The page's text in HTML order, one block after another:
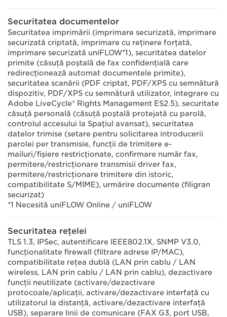
Securitatea documentelor
Securitatea imprimării (imprimare securizată, imprimare
securizată criptată, imprimare cu reţinere forţată,
imprimare securizată uniFLOW*1), securitatea datelor
primite (căsuţă poştală de fax confidenţială care
redirecţionează automat documentele primite),
securitatea scanării (PDF criptat, PDF/XPS cu semnătură
dispozitiv, PDF/XPS cu semnătură utilizator, integrare cu
Adobe LiveCycle® Rights Management ES2.5), securitate
căsuţă personală (căsuţă poştală protejată cu parolă,
controlul accesului la Spaţiul avansat), securitatea
datelor trimise (setare pentru solicitarea introducerii
parolei per transmisie, funcţii de trimitere e-
mailuri/fişiere restricţionate, confirmare număr fax,
permitere/restricţionare transmisii driver fax,
permitere/restricţionare trimitere din istoric,
compatibilitate S/MIME), urmărire documente (filigran
securizat)
*1 Necesită uniFLOW Online / uniFLOW
Securitatea reţelei
TLS 1.3, IPSec, autentificare IEEE802.1X, SNMP V3.0,
funcţionalitate firewall (filtrare adrese IP/MAC),
compatibilitate reţea dublă (LAN prin cablu / LAN
wireless, LAN prin cablu / LAN prin cablu), dezactivare
funcţii neutilizate (activare/dezactivare
protocoale/aplicaţii, activare/dezactivare interfaţă cu
utilizatorul la distanţă, activare/dezactivare interfaţă
USB), separare linii de comunicare (FAX G3, port USB,